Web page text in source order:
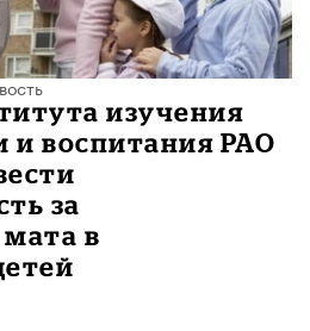
изучения
и воспитания РАО
за
в